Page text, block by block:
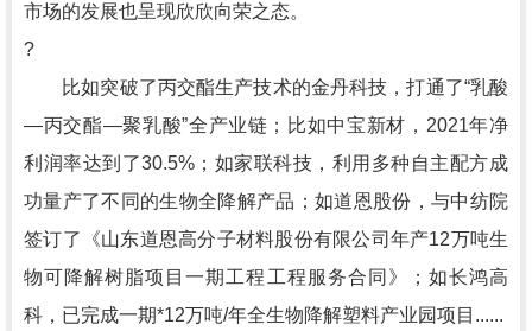
市场的发展也呈现欣欣向荣之态。
?
比如突破了丙交酯生产技术的金丹科技，打通了“乳酸
—丙交酯—聚乳酸”全产业链；比如中宝新材，2021年净
利润率达到了30.5%；如家联科技，利用多种自主配方成
功量产了不同的生物全降解产品；如道恩股份，与中纺院
签订了《山东道恩高分子材料股份有限公司年产12万吨生
物可降解树脂项目一期工程工程服务合同》；如长鸿高
科，已完成一期*12万吨/年全生物降解塑料产业园项目......